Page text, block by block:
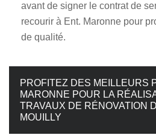
avant de signer le contrat de
recourir à Ent. Maronne pour
de qualité.
PROFITEZ DES MEILLEURS
MARONNE POUR LA
TRAVAUX DE RÉNOVATION
MOUILLY